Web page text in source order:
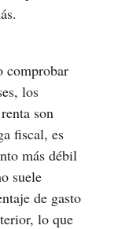
comprobar
los
son
fiscal, es
más débil
suele
de gasto
lo que